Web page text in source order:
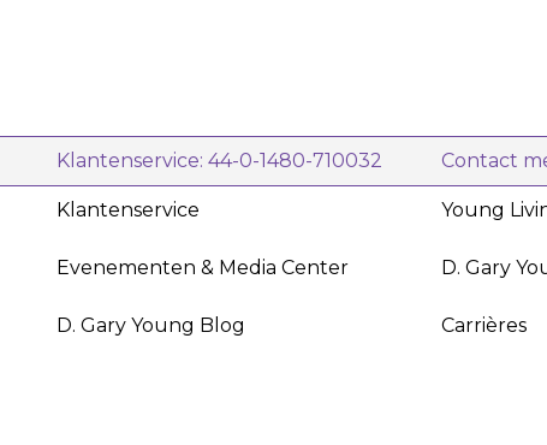
Klantenservice: 44-0-1480-710032 Contact
Klantenservice
Evenementen & Media Center
D. Gary Young Blog
Young
D. Gary
Carrières